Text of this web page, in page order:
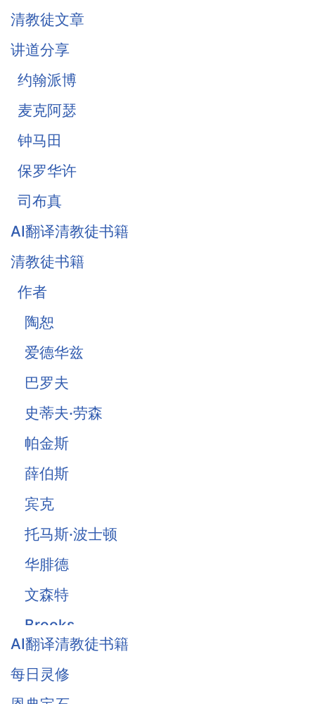
基督徒的珍宝-知足
《柔和谦卑》合集
战胜罪恶的惧怕
清教徒文章
讲道分享
约翰派博
麦克阿瑟
钟马田
保罗华许
司布真
AI翻译清教徒书籍
清教徒书籍
作者
陶恕
爱德华兹
巴罗夫
史蒂夫·劳森
帕金斯
薛伯斯
宾克
托马斯·波士顿
华腓德
文森特
Brooks
Owen
Traill
AI翻译清教徒书籍
每日灵修